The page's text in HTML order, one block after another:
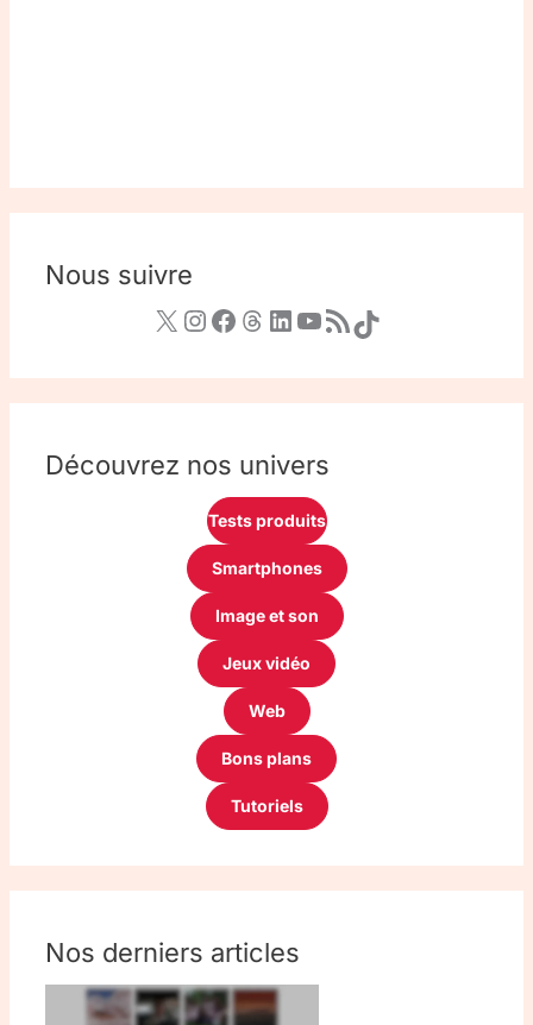
Nous suivre
Découvrez nos univers
Tests produits
Smartphones
Image et son
Jeux vidéo
Web
Bons plans
Tutoriels
Nos derniers articles